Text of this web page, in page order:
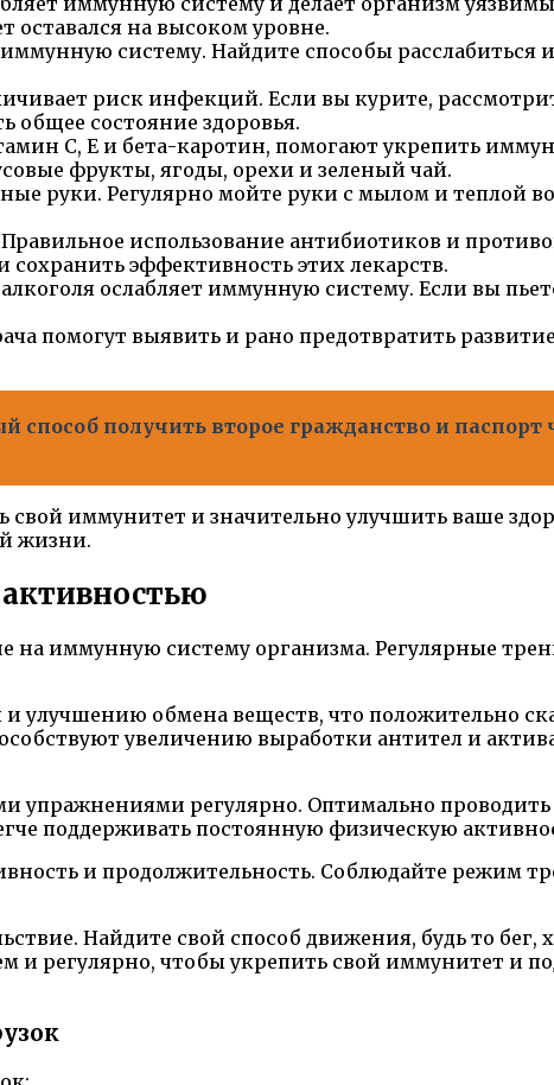
оставался на высоком уровне.
систему. Найдите способы расслабиться и
риск инфекций. Если вы курите,
состояние здоровья.
C, Е и бета-каротин, помогают укрепить
фрукты, ягоды, орехи и зеленый чай.
руки. Регулярно мойте руки с мылом и теплой
Правильное использование антибиотиков и
эффективность этих лекарств.
ослабляет иммунную систему. Если вы
помогут выявить и рано предотвратить
способ получить второе гражданство и паспорт
иммунитет и значительно улучшить ваше
жизни.
на иммунную систему организма. Регулярные
улучшению обмена веществ, что положительно
увеличению выработки антител и
упражнениями регулярно. Оптимально проводить
поддерживать постоянную физическую
и продолжительность. Соблюдайте режим
Найдите свой способ движения, будь то бег,
и регулярно, чтобы укрепить свой иммунитет и